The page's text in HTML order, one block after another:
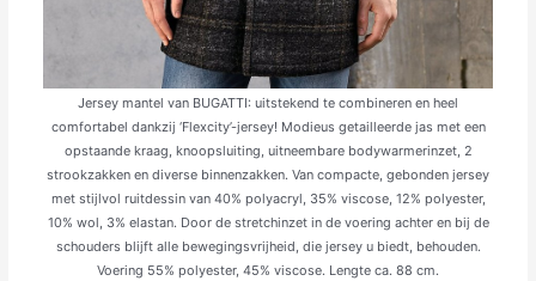
Jersey mantel van BUGATTI: uitstekend te combineren en heel
comfortabel dankzij ‘Flexcity’-jersey! Modieus getailleerde jas met een
opstaande kraag, knoopsluiting, uitneembare bodywarmerinzet, 2
strookzakken en diverse binnenzakken. Van compacte, gebonden jersey
met stijlvol ruitdessin van 40% polyacryl, 35% viscose, 12% polyester,
10% wol, 3% elastan. Door de stretch­inzet in de voering achter en bij de
schouders blijft alle bewegingsvrijheid, die jersey u biedt, behouden.
Voering 55% polyester, 45% viscose. Lengte ca. 88 cm.